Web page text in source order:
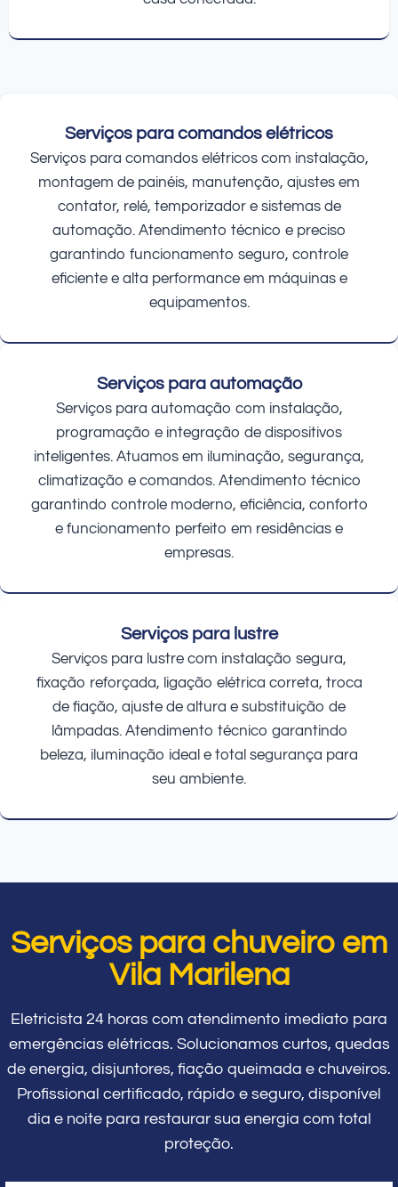
Serviços para comandos elétricos
Serviços para comandos elétricos com instalação,
montagem de painéis, manutenção, ajustes em
contator, relé, temporizador e sistemas de
automação. Atendimento técnico e preciso
garantindo funcionamento seguro, controle
eficiente e alta performance em máquinas e
equipamentos.
Serviços para automação
Serviços para automação com instalação,
programação e integração de dispositivos
inteligentes. Atuamos em iluminação, segurança,
climatização e comandos. Atendimento técnico
garantindo controle moderno, eficiência, conforto
e funcionamento perfeito em residências e
empresas.
Serviços para lustre
Serviços para lustre com instalação segura,
fixação reforçada, ligação elétrica correta, troca
de fiação, ajuste de altura e substituição de
lâmpadas. Atendimento técnico garantindo
beleza, iluminação ideal e total segurança para
seu ambiente.
Serviços para chuveiro em
Vila Marilena
Eletricista 24 horas com atendimento imediato para
emergências elétricas. Solucionamos curtos, quedas
de energia, disjuntores, fiação queimada e chuveiros.
Profissional certificado, rápido e seguro, disponível
dia e noite para restaurar sua energia com total
proteção.